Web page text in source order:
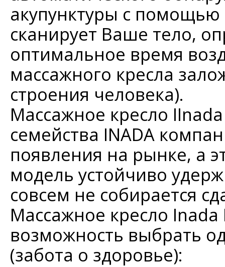
акупунктуры с
сканирует Ваше тело,
оптимальное время
массажного кресла
строения человека).
Массажное кресло
семейства INADA
появления на рынке, а
модель устойчиво
совсем не собирается
Массажное кресло
возможность выбрать
(забота о здоровье):